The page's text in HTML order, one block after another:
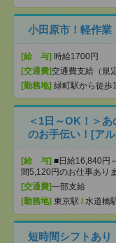
小田原市！軽作業
[給 与] 時給1700円
[交通費]交通費支給（規
[勤務地] 緑町駅から徒歩
＜1日～OK！＞
のお手伝い！[ア
[給 与] ■日給16,840
間5,120円のお仕事あり
[交通費]一部支給
[勤務地] 東京駅 / 水道橋
短時間シフトあり